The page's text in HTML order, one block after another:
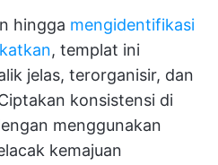
hingga mengidentifikasi
, templat ini
jelas, terorganisir, dan
konsistensi di
menggunakan
kemajuan